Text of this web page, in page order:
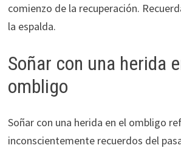
comienzo de la recuperación.
la espalda.
Soñar con una herida
ombligo
Soñar con una herida en el ombligo
inconscientemente recuerdos del